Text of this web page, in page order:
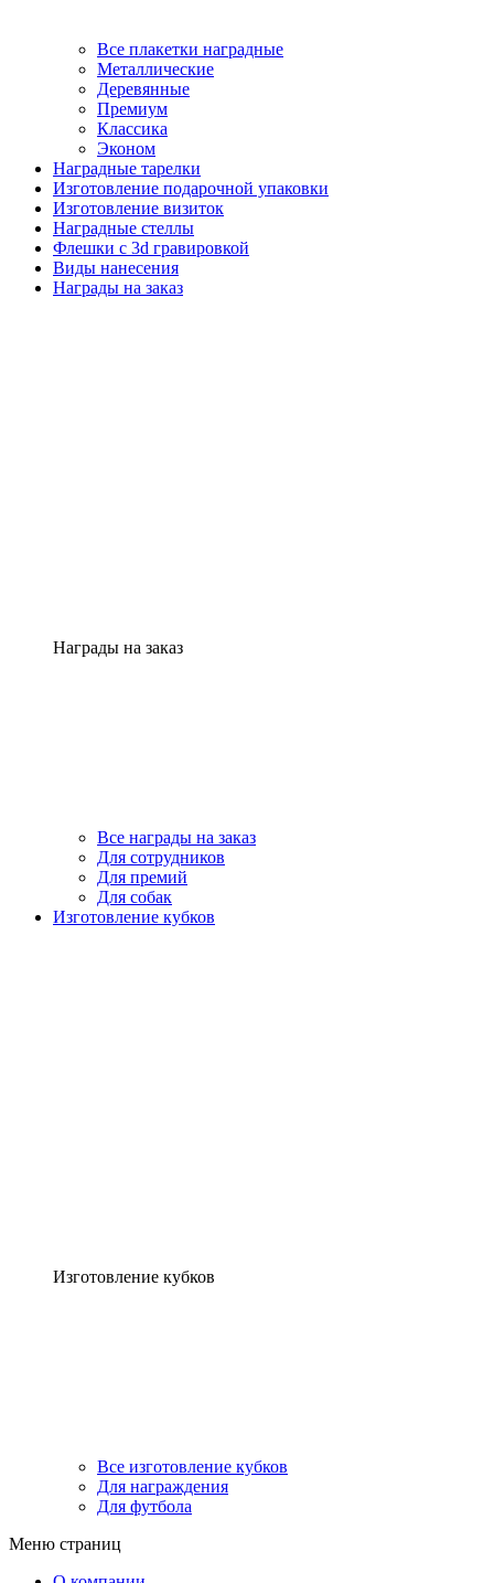
Все плакетки наградные
Металлические
Деревянные
Премиум
Классика
Эконом
Наградные тарелки
Изготовление подарочной упаковки
Изготовление визиток
Наградные стеллы
Флешки с 3d гравировкой
Виды нанесения
Награды на заказ
Награды на заказ
Все награды на заказ
Для сотрудников
Для премий
Для собак
Изготовление кубков
Изготовление кубков
Все изготовление кубков
Для награждения
Для футбола
Меню страниц